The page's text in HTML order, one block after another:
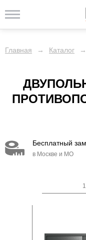
Главная → Каталог →
Бесплатный
в Москве и МО